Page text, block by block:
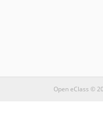
Open eClass ©